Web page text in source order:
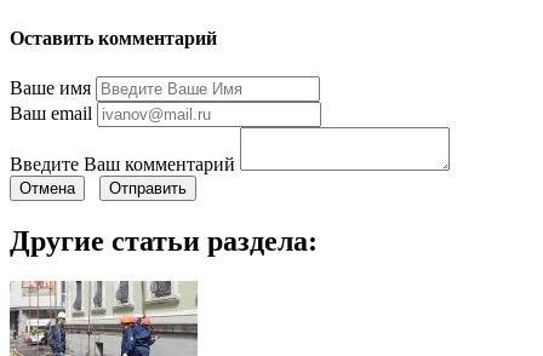
Оставить комментарий
Ваше имя
Ваш email
Введите Ваш комментарий
Отмена Отправить
Другие статьи раздела: